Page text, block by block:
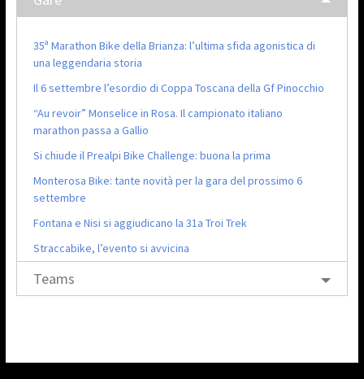
35ª Marathon Bike della Brianza: l’ultima sfida agonistica di
una leggendaria storia
Il 6 settembre l’esordio di Coppa Toscana della Gf Pinocchio
“Au revoir” Monselice in Rosa. Il campionato italiano
marathon passa a Gallio
Si chiude il Prealpi Bike Challenge: buona la prima
Monterosa Bike: tante novità per la gara del prossimo 6
settembre
Fontana e Nisi si aggiudicano la 31a Troi Trek
Straccabike, l’evento si avvicina
Teams